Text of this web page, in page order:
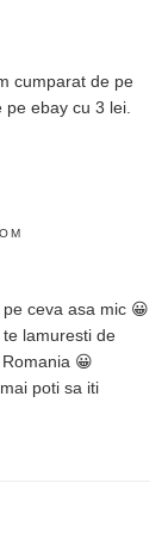
cumparat de pe
ebay cu 3 lei.
ceva asa mic 😀
lamuresti de
😀
poti sa iti